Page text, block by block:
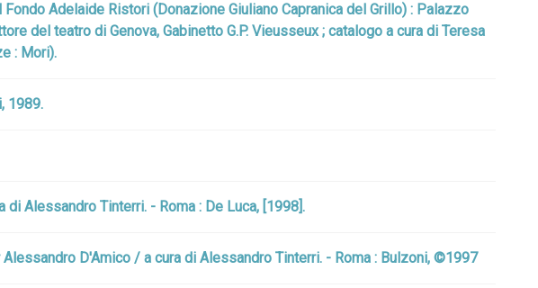
Adelaide Ristori (Donazione Giuliano Capranica del Grillo) : Palazzo
del teatro di Genova, Gabinetto G.P. Vieusseux ; catalogo a cura di Teresa
: Mori).
1989.
Alessandro Tinterri. - Roma : De Luca, [1998].
D'Amico / a cura di Alessandro Tinterri. - Roma : Bulzoni, ©1997